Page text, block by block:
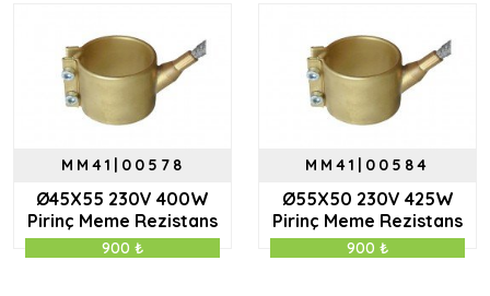
MM41|00578
Ø45X55 230V 400W
Pirinç Meme Rezistans
900 ₺
MM41|00584
Ø55X50 230V 425W
Pirinç Meme Rezistans
900 ₺